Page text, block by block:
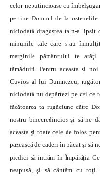
celor neputincioase cu
pe tine Domnul de la ostenelile
niciodată dragostea ta n-a lipsit
minunile tale care s-au
marginile pământului te
tămăduiri. Pentru aceasta şi
Cuvios al lui Dumnezeu,
niciodată nu depărtezi pe cei ce
făcătoarea ta rugăciune către
nostru binecredincios şi să ne
aceasta şi toate cele de folos
pazească de caderi în păcat şi să
piedici să intrăm în Împărăţia
neapusă, şi să cântăm cu toţi